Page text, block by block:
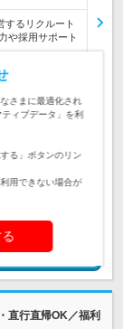
するリクルート
や採用サポート
育休取得率&復
繋がる方にはピ
になる
直行直帰OK／福利
さまに最適化され
ィブデータ」を利
る」ボタンのリン
用できない場合が